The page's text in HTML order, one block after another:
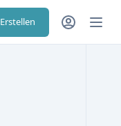
Erstellen